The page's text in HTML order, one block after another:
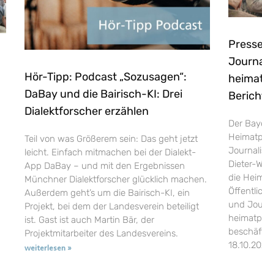
Hör-Tipp: Podcast „Sozusagen“:
DaBay und die Bairisch-KI: Drei
Dialektforscher erzählen
Teil von was Größerem sein: Das geht jetzt
leicht. Einfach mitmachen bei der Dialekt-
App DaBay – und mit den Ergebnissen
Münchner Dialektforscher glücklich machen.
Außerdem geht’s um die Bairisch-KI, ein
Projekt, bei dem der Landesverein beteiligt
ist. Gast ist auch Martin Bär, der
Projektmitarbeiter des Landesvereins.
weiterlesen »
Der
Dieter-
die
und